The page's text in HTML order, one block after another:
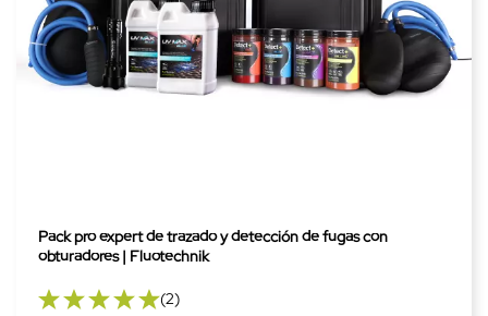
Pack pro expert de trazado y detección de fugas con
obturadores | Fluotechnik
(2)